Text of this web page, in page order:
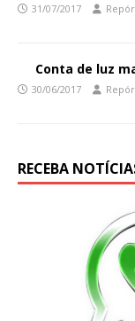
31/07/2017
Conta de luz
30/06/2017
RECEBA